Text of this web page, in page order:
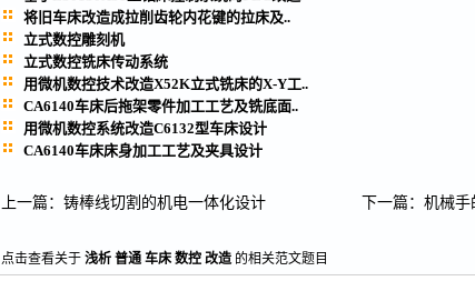
将旧车床改造成拉削齿轮内花键的拉床及..
立式数控雕刻机
立式数控铣床传动系统
用微机数控技术改造X52K立式铣床的X-Y工..
CA6140车床后拖架零件加工工艺及铣底面..
用微机数控系统改造C6132型车床设计
CA6140车床床身加工工艺及夹具设计
上一篇 ： 铸棒线切割的机电一体化设计 下一篇 ： 机械手
点击查看关于 浅析 普通 车床 数控 改造 的相关范文题目